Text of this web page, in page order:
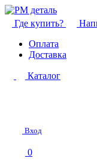
Где купить?
Оплата
Доставка
Каталог
Вход
0